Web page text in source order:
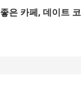
은 카페, 데이트 코